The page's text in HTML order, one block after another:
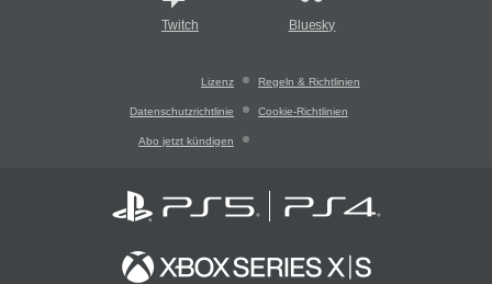
Twitch Bluesky
Lizenz Regeln & Richtlinien
Datenschutzrichtlinie Cookie-Richtlinien
Abo jetzt kündigen